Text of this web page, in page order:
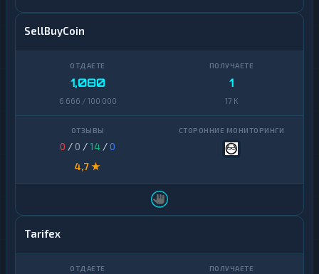
SellBuyCoin
1,080
6 666 / 100 000
1
17 K
0 / 0 /14 /0
4,7 ★
Tarifex